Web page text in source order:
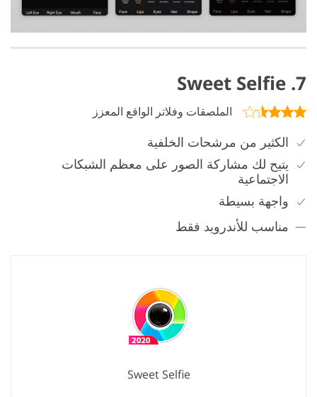
7. Sweet Selfie
الملصقات وفلاتر الواقع المعزز
الكثير من مرشحات الخلفية
يتيح لك مشاركة الصور على معظم الشبكات
الاجتماعية
واجهة بسيطة
مناسب للأندرويد فقط
Sweet Selfie